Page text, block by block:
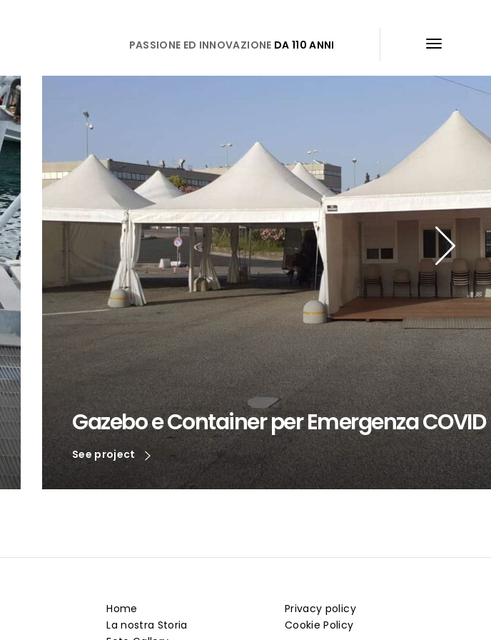
PASSIONE ED INNOVAZIONE DA 110 ANNI
Gazebo e Container per Emergenza COVID
See project
Home
La nostra Storia
Privacy policy
Cookie Policy